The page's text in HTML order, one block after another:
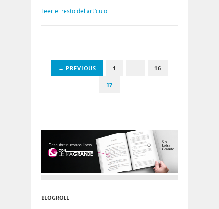
Leer el resto del artículo
← PREVIOUS 1 … 16
17
BLOGROLL